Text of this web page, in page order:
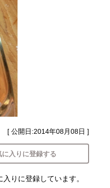
[ 公開日:2014年08月08日 ]
に入りに登録する
りに登録しています。